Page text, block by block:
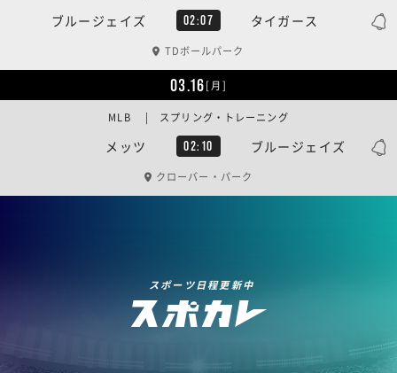
ブルージェイズ 02:07 タイガース
TDボールパーク
03.16[月]
メッツ 02:10 ブルージェイズ
MLB | スプリング・トレーニング
クローバー・パーク
スポーツ日程更新中